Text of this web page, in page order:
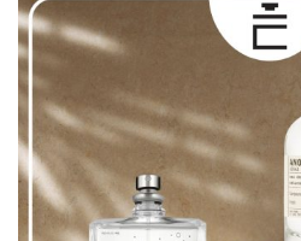
trẻo, vừa ẩn chứa sức hút khó
phục phái đẹp, mùi […]